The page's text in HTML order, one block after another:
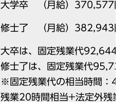
大学卒 （月給）370,577円
修士了 （月給）382,943円
大卒は、固定残業代92,644円
修士了は、固定残業代95,736
※固定残業代の相当時間：
残業20時間相当+法定外残業